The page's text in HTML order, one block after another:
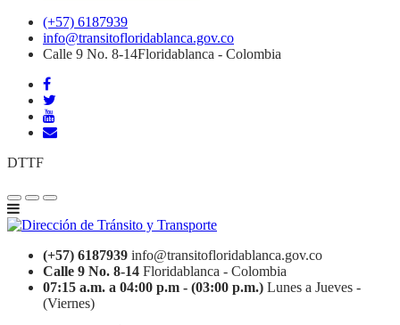
(+57) 6187939
info@transitofloridablanca.gov.co
Calle 9 No. 8-14Floridablanca - Colombia
DTTF
(+57) 6187939 info@transitofloridablanca.gov.co
Calle 9 No. 8-14 Floridablanca - Colombia
07:15 a.m. a 04:00 p.m - (03:00 p.m.) Lunes a Jueves -
(Viernes)